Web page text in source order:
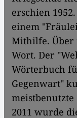
erschien
einem
Mithilfe. Über
Wort. Der
Wörterbuch
Gegenwart"
2011 wurde